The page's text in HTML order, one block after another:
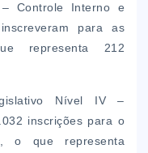
Controle Interno e
para as
representa 212
Nível IV –
inscrições para o
o que representa